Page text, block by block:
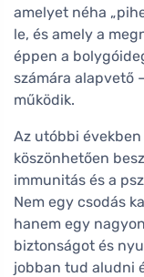
amelyet néha
le, és amely a
éppen a
számára alapvető
működik.
Az utóbbi
köszönhetően
immunitás és a
Nem egy csodás
hanem egy
biztonságot és
jobban tud aludni